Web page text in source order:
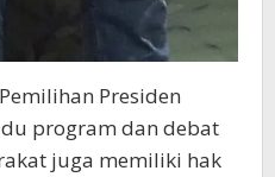
Presiden
program dan debat
juga memiliki hak